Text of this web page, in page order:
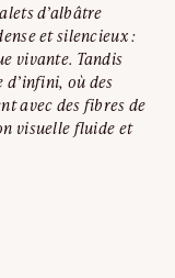
d’albâtre
et silencieux :
vivante. Tandis
d’infini, où des
avec des fibres de
visuelle fluide et